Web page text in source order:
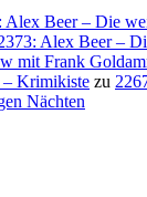
Alex Beer – Die
Alex Beer –
mit Frank
Krimikiste zu
Nächten